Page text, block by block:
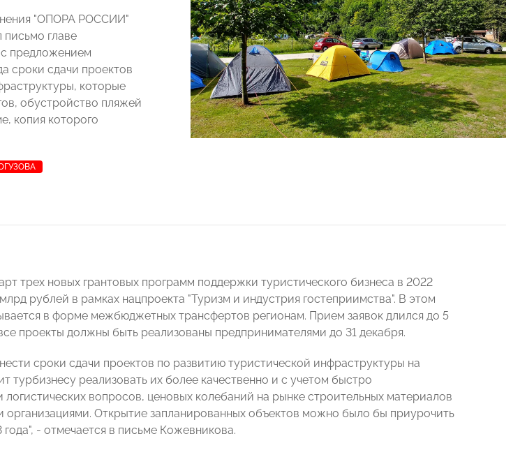
"ОПОРА РОССИИ"
письмо главе
с предложением
сроки сдачи проектов
которые
обустройство пляжей
копия которого
трех новых грантовых программ поддержки туристического бизнеса в 2022
рублей в рамках нацпроекта "Туризм и индустрия гостеприимства". В этом
в форме межбюджетных трансфертов регионам. Прием заявок длился до 5
проекты должны быть реализованы предпринимателями до 31 декабря.
сроки сдачи проектов по развитию туристической инфраструктуры на
турбизнесу реализовать их более качественно и с учетом быстро
вопросов, ценовых колебаний на рынке строительных материалов
организациями. Открытие запланированных объектов можно было бы приурочить
- отмечается в письме Кожевникова.